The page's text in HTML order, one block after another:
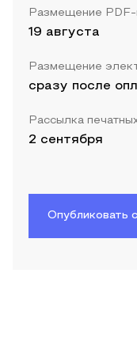
Размещение PDF-
19 августа
Размещение
сразу после
Рассылка
2 сентября
Опубликовать